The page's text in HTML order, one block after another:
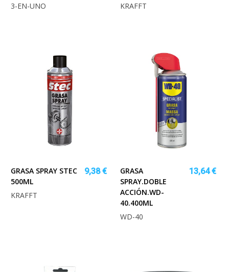
3-EN-UNO KRAFFT
GRASA SPRAY STEC
500ML
9,38 €
KRAFFT
GRASA
SPRAY.DOBLE
ACCIÓN.WD-
40.400ML
13,64 €
WD-40